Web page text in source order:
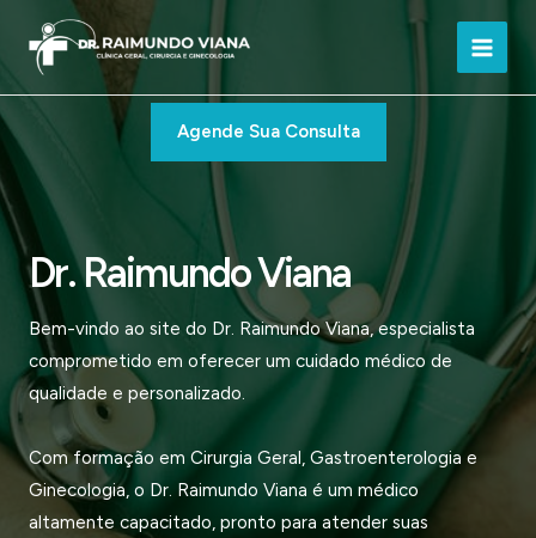
para
conteúdo
Main
Agende Sua Consulta
Dr. Raimundo Viana
Bem-vindo ao site do Dr. Raimundo Viana, especialista
comprometido em oferecer um cuidado médico de
qualidade e personalizado.
Com formação em Cirurgia Geral, Gastroenterologia e
Ginecologia, o Dr. Raimundo Viana é um médico
altamente capacitado, pronto para atender suas